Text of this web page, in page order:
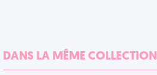
DANS LA MÊME COLLECTION